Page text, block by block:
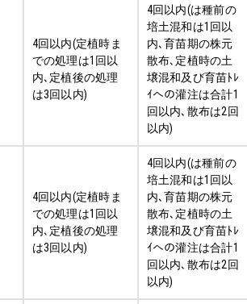
4回以内(定植時ま
での処理は1回以
内､定植後の処理
は3回以内)
4回以内(は種前の
培土混和は1回以
内､育苗期の株元
散布､定植時の土
壌混和及び育苗ﾄﾚ
ｲへの灌注は合計1
回以内､散布は2回
以内)
4回以内(定植時ま
での処理は1回以
内､定植後の処理
は3回以内)
4回以内(は種前の
培土混和は1回以
内､育苗期の株元
散布､定植時の土
壌混和及び育苗ﾄﾚ
ｲへの灌注は合計1
回以内､散布は2回
以内)